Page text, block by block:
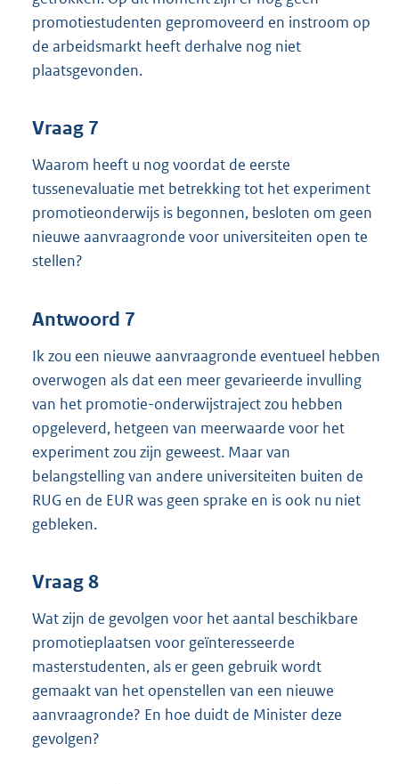
promotiestudenten gepromoveerd en instroom op
de arbeidsmarkt heeft derhalve nog niet
plaatsgevonden.
Vraag 7
Waarom heeft u nog voordat de eerste
tussenevaluatie met betrekking tot het experiment
promotieonderwijs is begonnen, besloten om geen
nieuwe aanvraagronde voor universiteiten open te
stellen?
Antwoord 7
Ik zou een nieuwe aanvraagronde eventueel hebben
overwogen als dat een meer gevarieerde invulling
van het promotie-onderwijstraject zou hebben
opgeleverd, hetgeen van meerwaarde voor het
experiment zou zijn geweest. Maar van
belangstelling van andere universiteiten buiten de
RUG en de EUR was geen sprake en is ook nu niet
gebleken.
Vraag 8
Wat zijn de gevolgen voor het aantal beschikbare
promotieplaatsen voor geïnteresseerde
masterstudenten, als er geen gebruik wordt
gemaakt van het openstellen van een nieuwe
aanvraagronde? En hoe duidt de Minister deze
gevolgen?